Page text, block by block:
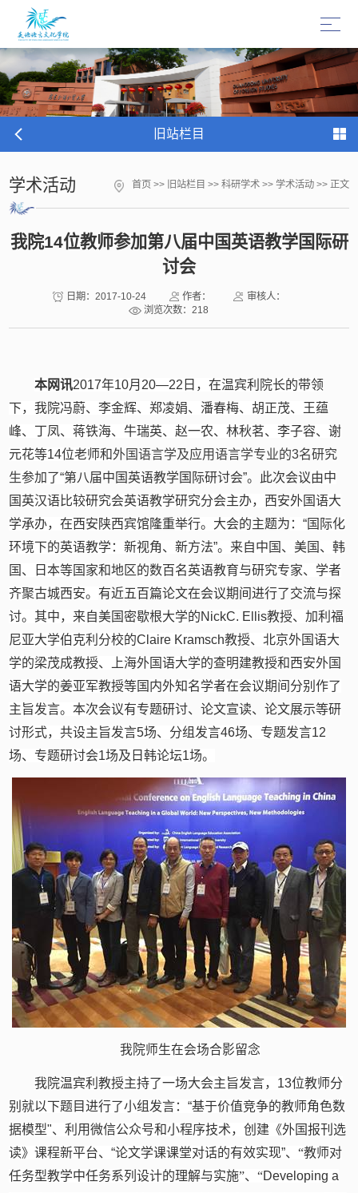
旧站栏目
学术活动 首页 >> 旧站栏目 >> 科研学术>> 学术活动>> 正文
我院14位教师参加第八届中国英语教学国际研
讨会
日期：2017-10-24 作者：
审核人：
浏览次数： 218
本网讯2017年10月 20—22 日，在温宾利院长的带领
下，我院冯蔚、李金辉、郑凌娟、潘春梅、胡正茂、王蕴
峰、丁凤、蒋铁海、牛瑞英、赵一农、林秋茗、李子容、谢
元花等14位老师和外国语言学及应用语言学专业的3名研究
生参加了“第八届中国英语教学国际研讨会”。此次会议由中
国英汉语比较研究会英语教学研究分会主办，西安外国语大
学承办，在西安陕西宾馆 隆重举行。大会的主题为 ：“国际化
环境下的英语教学：新视角、新方法”。来自中国、美国、韩
国、日本等国家和地区的数百名英语教育与研究专家、学者
齐聚古城西安。有近五百篇论文在会议期间进行了交流与探
讨。其中，来自美国密歇根大学的NickC. Ellis教授、加利福
尼亚大学伯克利分校的Claire Kramsch教授、北京外国语大
学的梁茂成教授、上海外国语大学的查明建教授和西安外国
语大学的姜亚军教授等国内外知名学者在会议期间分别作了
主旨发言。本次会议有专题研讨、论文宣读、论文展示等研
讨形式，共设主旨发言5场、分组发言46场、专题发言12
场、专题研讨会1场及日韩论坛1场。
我院师生在会场合影留念
我院温宾利教授主持了一场大会主旨发言， 13位教师分
别就以下题目进行了小组发言：“基于价值竞争的教师角色数
据模型"、利用微信公众号和小程序技术，创建《外国报刊选
读》课程新平台、“论文学课课堂对话的有效实现”、“教师对
任务型教学中任务系列设计的理解与实施”、“Developing a